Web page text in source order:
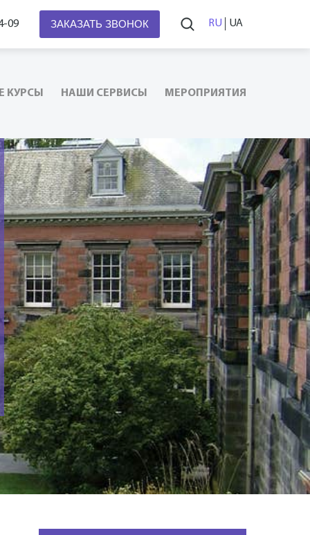
09 ЗАКАЗАТЬ ЗВОНОК RU UA
КУРСЫ НАШИ СЕРВИСЫ МЕРОПРИЯТИЯ